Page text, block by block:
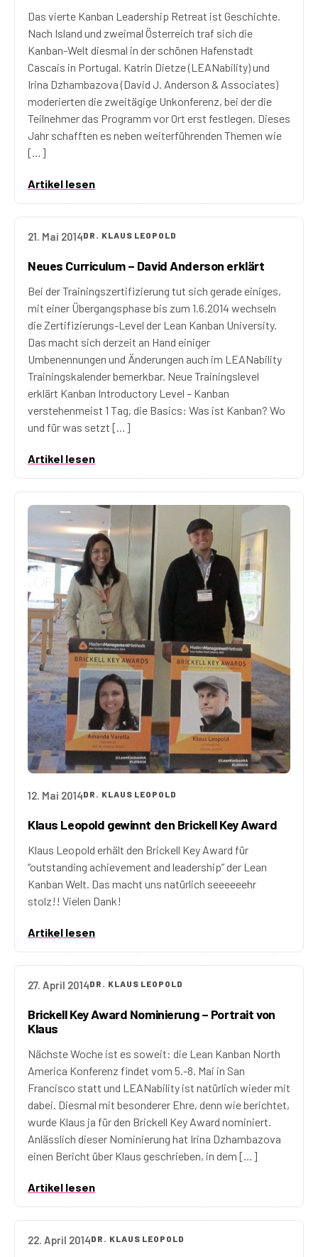
Das vierte Kanban Leadership Retreat ist Geschichte.
Nach Island und zweimal Österreich traf sich die
Kanban-Welt diesmal in der schönen Hafenstadt
Cascais in Portugal. Katrin Dietze (LEANability) und
Irina Dzhambazova (David J. Anderson & Associates)
moderierten die zweitägige Unkonferenz, bei der die
Teilnehmer das Programm vor Ort erst festlegen. Dieses
Jahr schafften es neben weiterführenden Themen wie
[…]
Artikel lesen
21. Mai 2014DR. KLAUS LEOPOLD
Neues Curriculum – David Anderson erklärt
Bei der Trainingszertifizierung tut sich gerade einiges,
mit einer Übergangsphase bis zum 1.6.2014 wechseln
die Zertifizierungs-Level der Lean Kanban University.
Das macht sich derzeit an Hand einiger
Umbenennungen und Änderungen auch im LEANability
Trainingskalender bemerkbar. Neue Trainingslevel
erklärt Kanban Introductory Level – Kanban
verstehenmeist 1 Tag, die Basics: Was ist Kanban? Wo
und für was setzt […]
Artikel lesen
12. Mai 2014DR. KLAUS LEOPOLD
Klaus Leopold gewinnt den Brickell Key Award
Klaus Leopold erhält den Brickell Key Award für
“outstanding achievement and leadership” der Lean
Kanban Welt. Das macht uns natürlich seeeeeehr
stolz!! Vielen Dank!
Artikel lesen
27. April 2014DR. KLAUS LEOPOLD
Brickell Key Award Nominierung – Portrait von
Klaus
Nächste Woche ist es soweit: die Lean Kanban North
America Konferenz findet vom 5.-8. Mai in San
Francisco statt und LEANability ist natürlich wieder mit
dabei. Diesmal mit besonderer Ehre, denn wie berichtet,
wurde Klaus ja für den Brickell Key Award nominiert.
Anlässlich dieser Nominierung hat Irina Dzhambazova
einen Bericht über Klaus geschrieben, in dem […]
Artikel lesen
22. April 2014DR. KLAUS LEOPOLD